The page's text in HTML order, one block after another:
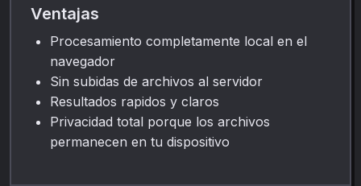
Ventajas
Procesamiento completamente local en el
navegador
Sin subidas de archivos al servidor
Resultados rapidos y claros
Privacidad total porque los archivos
permanecen en tu dispositivo